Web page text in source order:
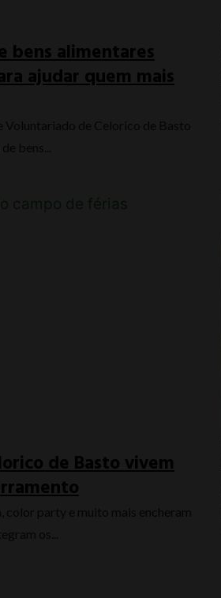
bens alimentares
ajudar quem mais
de Basto vivem